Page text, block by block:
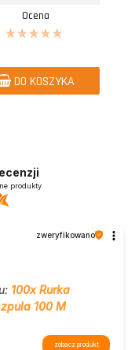
Ocena
DO KOSZYKA
produkty
zweryfikowano
100x Rurka
100 M
zobacz produkt